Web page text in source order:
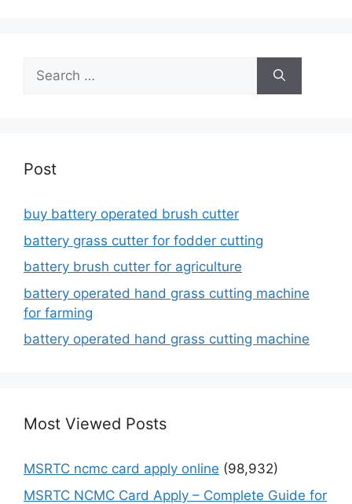
Search
for:
Post
buy battery operated brush cutter
battery grass cutter for fodder cutting
battery brush cutter for agriculture
battery operated hand grass cutting machine
for farming
battery operated hand grass cutting machine
Most Viewed Posts
MSRTC ncmc card apply online (98,932)
MSRTC NCMC Card Apply – Complete Guide for